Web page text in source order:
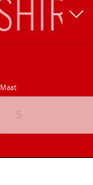
Maat